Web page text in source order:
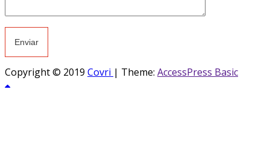
Copyright © 2019 Covri | Theme: AccessPress Basic